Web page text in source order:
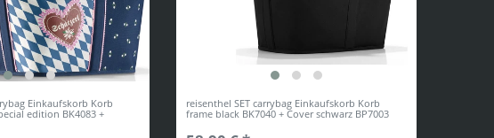
Einkaufskorb Korb
edition BK4083 +
reisenthel SET carrybag Einkaufskorb Korb
frame black BK7040 + Cover schwarz BP7003